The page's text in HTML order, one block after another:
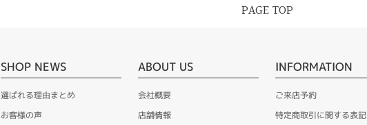
PAGE TOP
SHOP NEWS
選ばれる理由まとめ
お客様の声
ABOUT US
会社概要
店舗情報
INFORMATION
ご来店予約
特定商取引に関する表記